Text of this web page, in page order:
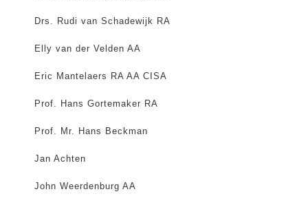
Drs. Rudi van Schadewijk RA
Elly van der Velden AA
Eric Mantelaers RA AA CISA
Prof. Hans Gortemaker RA
Prof. Mr. Hans Beckman
Jan Achten
John Weerdenburg AA